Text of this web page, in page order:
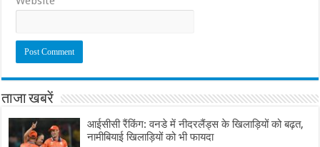
ताजा खबरें
आईसीसी रैंकिंग: वनडे में नीदरलैंड्स के खिलाड़ियों को बढ़त,
नामीबियाई खिलाड़ियों को भी फायदा